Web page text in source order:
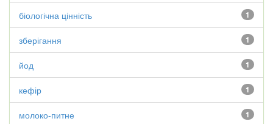
1
біологічна цінність
1
зберігання
1
йод
1
кефір
1
молоко-питне